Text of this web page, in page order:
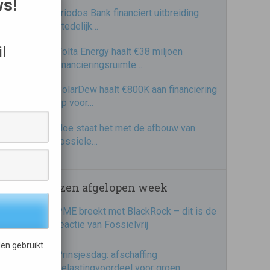
Triodos Bank financiert uitbreiding
stedelijk…
Volta Energy haalt €38 miljoen
financieringsruimte…
SolarDew haalt €800K aan financiering
op voor…
Hoe staat het met de afbouw van
fossiele…
Meest gelezen afgelopen week
PME breekt met BlackRock – dit is de
reactie van Fossielvrij
Prinsjesdag: afschaffing
gebruikt